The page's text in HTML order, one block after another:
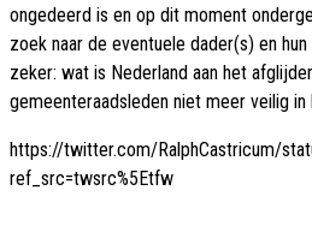
ongedeerd is en op dit moment
zoek naar de eventuele dader(s) en
zeker: wat is Nederland aan het
gemeenteraadsleden niet meer veilig in
https://twitter.com/RalphCastricum/
ref_src=twsrc%5Etfw